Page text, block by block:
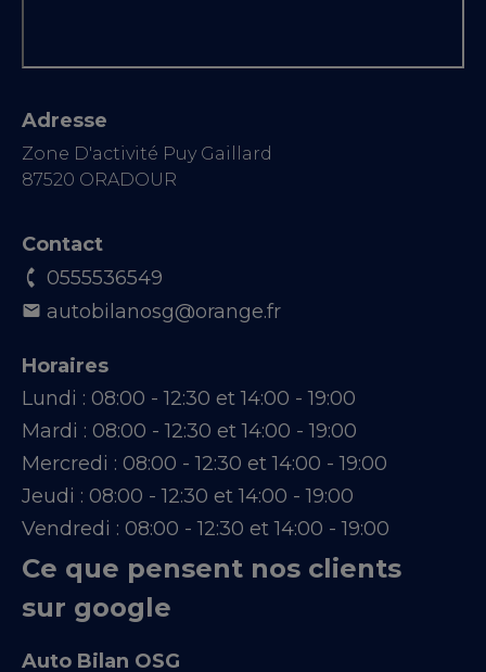
Adresse
Zone D'activité Puy Gaillard
87520 ORADOUR
Contact
0555536549
autobilanosg@orange.fr
Horaires
Lundi : 08:00 - 12:30 et 14:00 - 19:00
Mardi : 08:00 - 12:30 et 14:00 - 19:00
Mercredi : 08:00 - 12:30 et 14:00 - 19:00
Jeudi : 08:00 - 12:30 et 14:00 - 19:00
Vendredi : 08:00 - 12:30 et 14:00 - 19:00
Ce que pensent nos clients
sur google
Auto Bilan OSG